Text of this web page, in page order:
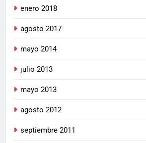
enero 2018
agosto 2017
mayo 2014
julio 2013
mayo 2013
agosto 2012
septiembre 2011